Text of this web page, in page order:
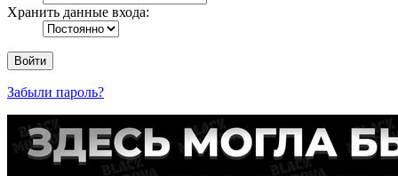
Хранить данные входа:
Забыли пароль?